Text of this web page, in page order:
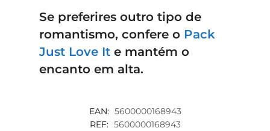
Se preferires outro tipo de
romantismo, confere o Pack
Just Love It e mantém o
encanto em alta.
EAN: 5600000168943
REF: 5600000168943